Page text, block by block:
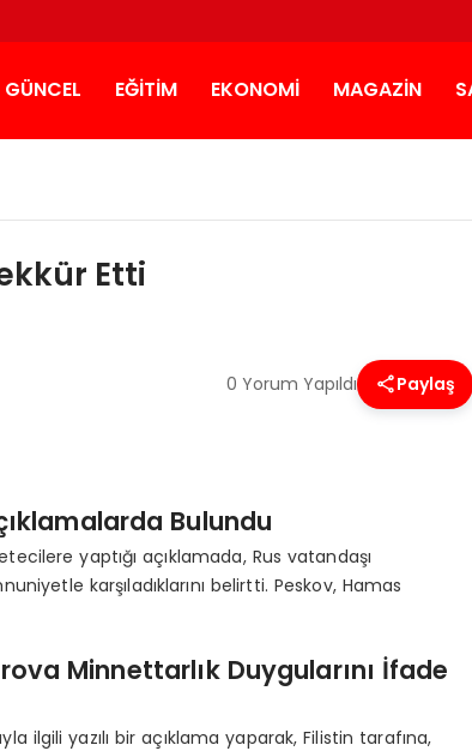
GÜNCEL EĞITIM EKONOMI MAGAZIN
Etti
0 Yorum Yapıldı Paylaş
Bulundu
yaptığı açıklamada, Rus vatandaşı
karşıladıklarını belirtti. Peskov, Hamas
Minnettarlık Duygularını İfade
ilgili yazılı bir açıklama yaparak, Filistin tarafına,